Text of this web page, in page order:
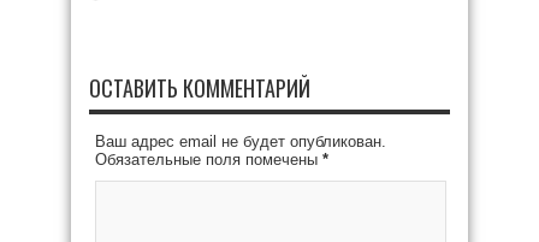
ОСТАВИТЬ КОММЕНТАРИЙ
Ваш адрес email не будет опубликован.
Обязательные поля помечены *